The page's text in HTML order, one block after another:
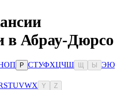
в Абрау-Дюрсо
ОП Р СТУФХЦЧШ Ы ЭЮ
STUVWX Y Z